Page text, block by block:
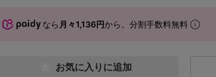
なら 月々1,136円から。分割手数料無料
お気に入りに追加